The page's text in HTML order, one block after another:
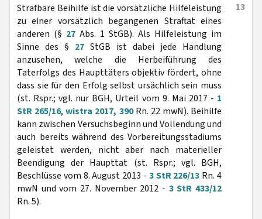
13
Strafbare Beihilfe ist die vorsätzliche Hilfeleistung
zu einer vorsätzlich begangenen Straftat eines
anderen (§ 27 Abs. 1 StGB). Als Hilfeleistung im
Sinne des § 27 StGB ist dabei jede Handlung
anzusehen, welche die Herbeiführung des
Taterfolgs des Haupttäters objektiv fördert, ohne
dass sie für den Erfolg selbst ursächlich sein muss
(st. Rspr.; vgl. nur BGH, Urteil vom 9. Mai 2017 - 1
StR 265/16,wistra 2017, 390Rn. 22 mwN). Beihilfe
kann zwischen Versuchsbeginn und Vollendung und
auch bereits während des Vorbereitungsstadiums
geleistet werden, nicht aber nach materieller
Beendigung der Haupttat (st. Rspr.; vgl. BGH,
Beschlüsse vom 8. August 2013 - 3 StR 226/13 Rn. 4
mwN und vom 27. November 2012 - 3 StR 433/12
Rn. 5).